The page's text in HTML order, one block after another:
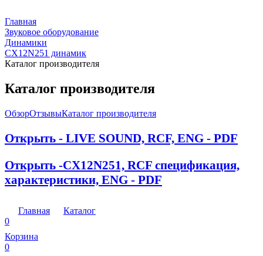
Главная
Звуковое оборудование
Динамики
CX12N251 динамик
Каталог производителя
Каталог производителя
ОбзорОтзывыКаталог производителя
Открыть - LIVE SOUND, RCF, ENG - PDF
Открыть -CX12N251, RCF спецификация,
характеристики, ENG - PDF
Главная
Каталог
0
Корзина
0